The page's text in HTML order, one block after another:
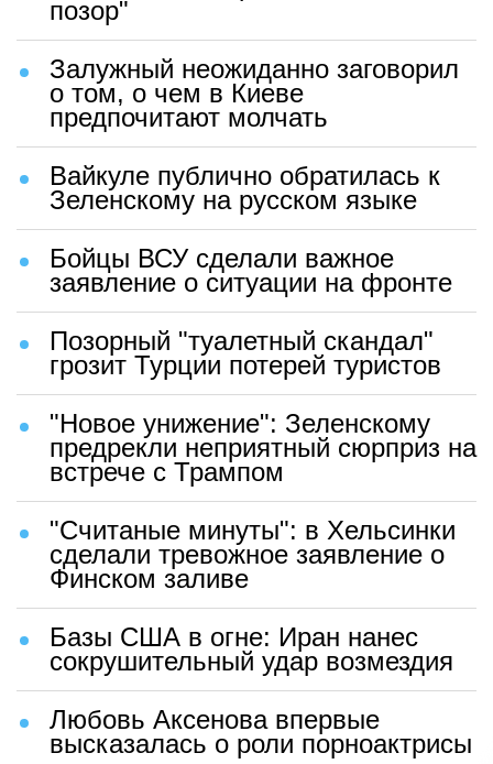
позор"
Залужный неожиданно заговорил
о том, о чем в Киеве
предпочитают молчать
Вайкуле публично обратилась к
Зеленскому на русском языке
Бойцы ВСУ сделали важное
заявление о ситуации на фронте
Позорный "туалетный скандал"
грозит Турции потерей туристов
"Новое унижение": Зеленскому
предрекли неприятный сюрприз на
встрече с Трампом
"Считаные минуты": в Хельсинки
сделали тревожное заявление о
Финском заливе
Базы США в огне: Иран нанес
сокрушительный удар возмездия
Любовь Аксенова впервые
высказалась о роли порноактрисы